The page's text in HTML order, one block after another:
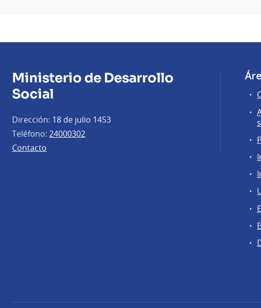
Ministerio de Desarrollo
Social
Dirección: 18 de julio 1453
Teléfono: 24000302
Contacto